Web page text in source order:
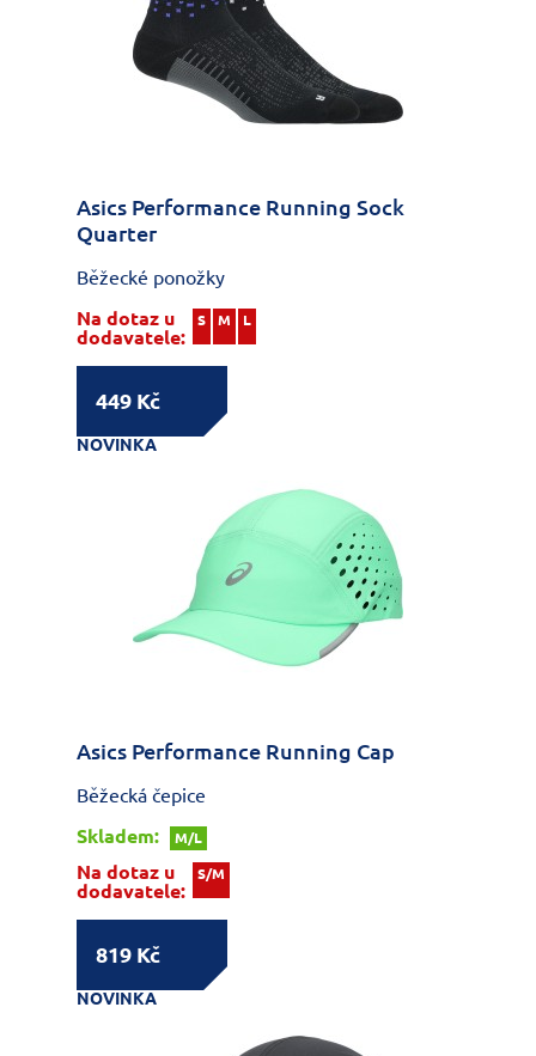
Asics Performance Running Sock
Quarter
Běžecké ponožky
Na dotaz u
dodavatele:
S M L
449 Kč
NOVINKA
Asics Performance Running Cap
Běžecká čepice
Skladem:
M/L
Na dotaz u
dodavatele:
S/M
819 Kč
NOVINKA